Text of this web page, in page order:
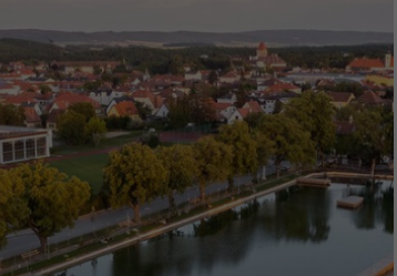
Zur
Zeitreise